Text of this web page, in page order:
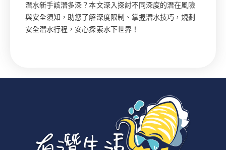
潛水新手該潛多深？本文深入探討不同深度的潛在風險
與安全須知，助您了解深度限制、掌握潛水技巧，規劃
安全潛水行程，安心探索水下世界！